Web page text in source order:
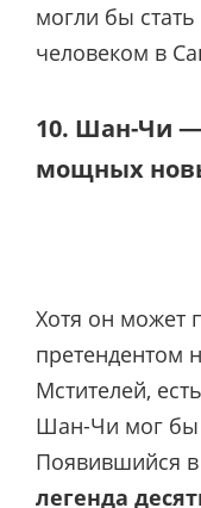
могли бы
человеком в
10. Шан-Чи
мощных
Хотя он может
претендентом
Мстителей,
Шан-Чи мог бы
Появившийся
легенда